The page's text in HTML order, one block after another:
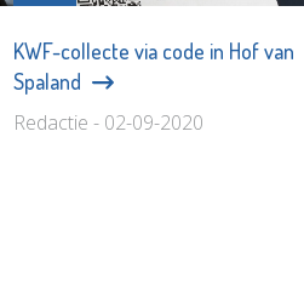
KWF-collecte via code in Hof van
Spaland
Redactie - 02-09-2020